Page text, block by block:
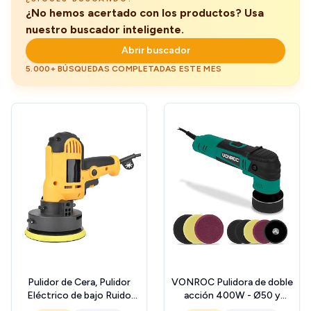
¿No hemos acertado con los productos? Usa
nuestro buscador inteligente.
Abrir buscador
5.000+ BÚSQUEDAS COMPLETADAS ESTE MES
Pulidor de Cera, Pulidor
Eléctrico de bajo Ruido
Velocidad Rápida 700W
VONROC Pulidora de doble
acción 400W - Ø50 y
Ø75MM - Incluye 2 platos